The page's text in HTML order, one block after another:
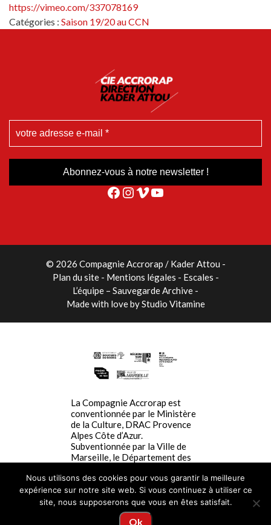
https://vimeo.com/337078169
Catégories : Saison 19/20 au CCN
Facebook
Instagram
Vimeo
YouTube
© 2026 Compagnie Accrorap / Kader Attou -
Plan du site
Mentions légales
Escales
L’équipe – Sauvegarde Archive
Made with love byStudio Vitamine
La Compagnie Accrorap est
conventionnée par le Ministère
de la Culture, DRAC Provence
Alpes Côte d’Azur.
Subventionnée par la Ville de
Marseille, le Département des
SUD Provence-Alpes-Côte-
d’Azur. La Compagnie Accrorap
est résidente à la Friche la Belle
Nous utilisons des cookies pour vous garantir la meilleure
expérience sur notre site web. Si vous continuez à utiliser ce
site, nous supposerons que vous en êtes satisfait.
Ok